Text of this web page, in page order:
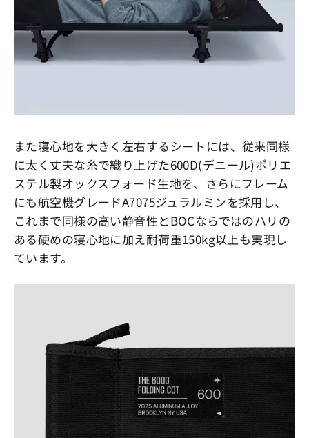
また寝心地を大きく左右するシートには、従来同様
に太く丈夫な糸で織り上げた600D(デニール)ポリエ
ステル製オックスフォード生地を、さらにフレーム
にも航空機グレードA7075ジュラルミンを採用し、
これまで同様の高い静音性とBOCならではのハリの
ある硬めの寝心地に加え耐荷重150kg以上も実現し
ています。